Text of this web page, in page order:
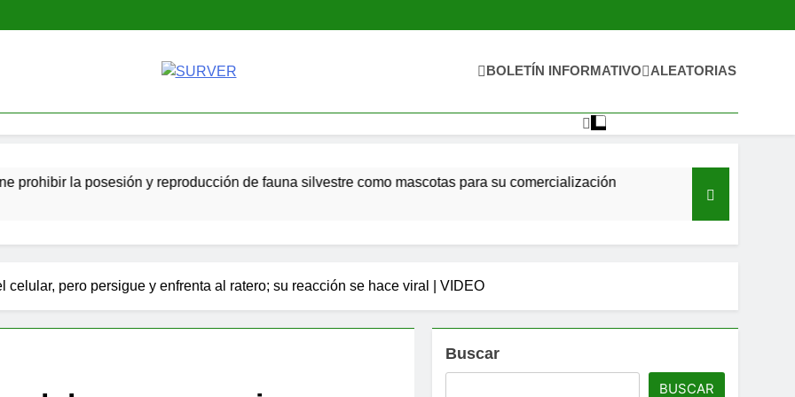
SURVER
BOLETÍN INFORMATIVO ALEATORIAS
posesión y reproducción de fauna silvestre como mascotas para su comercialización
6 Horas Ago
celular, pero persigue y enfrenta al ratero; su reacción se hace viral | VIDEO
Buscar
BUSCAR